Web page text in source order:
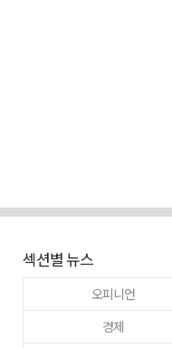
섹션별 뉴스
오피니언
경제